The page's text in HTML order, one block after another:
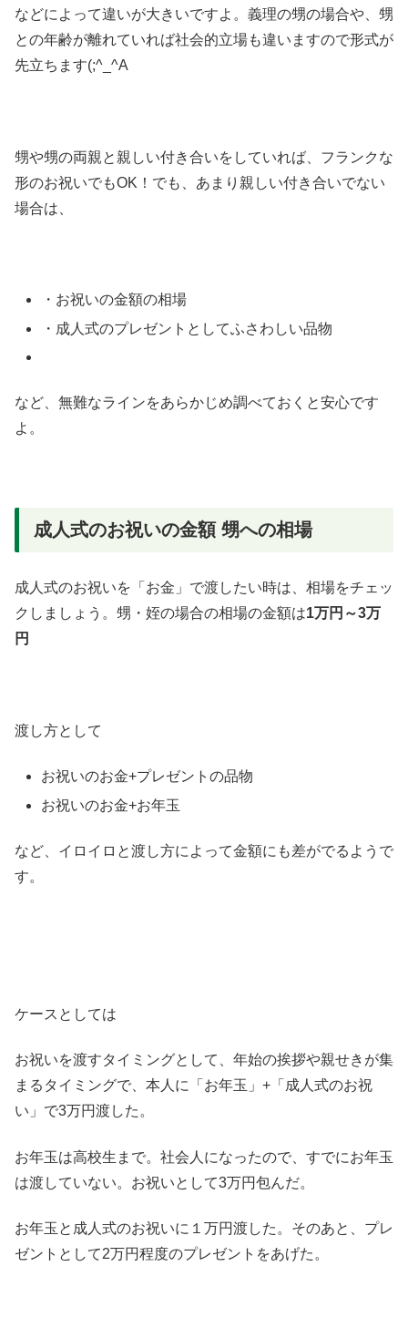
などによって違いが大きいですよ。義理の甥の場合や、甥
との年齢が離れていれば社会的立場も違いますので形式が
先立ちます(;^_^A
甥や甥の両親と親しい付き合いをしていれば、フランクな
形のお祝いでもOK！でも、あまり親しい付き合いでない
場合は、
・お祝いの金額の相場
・成人式のプレゼントとしてふさわしい品物
など、無難なラインをあらかじめ調べておくと安心です
よ。
成人式のお祝いの金額 甥への相場
成人式のお祝いを「お金」で渡したい時は、相場をチェッ
クしましょう。甥・姪の場合の相場の金額は1万円 ～3万
円
渡し方として
お祝いのお金+プレゼントの品物
お祝いのお金+お年玉
など、イロイロと渡し方によって金額にも差がでるようで
す。
ケースとしては
お祝いを渡すタイミングとして、年始の挨拶や親せきが集
まるタイミングで、本人に「お年玉」+「成人式のお祝
い」で3万円渡した。
お年玉は高校生まで。社会人になったので、すでにお年玉
は渡していない。お祝いとして3万円包んだ。
お年玉と成人式のお祝いに１万円渡した。そのあと、プレ
ゼントとして2万円程度のプレゼントをあげた。